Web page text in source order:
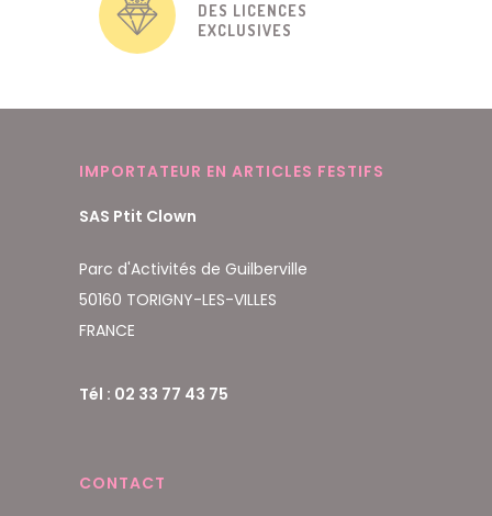
DES LICENCES
EXCLUSIVES
IMPORTATEUR EN ARTICLES FESTIFS
SAS Ptit Clown
Parc d'Activités de Guilberville
50160 TORIGNY-LES-VILLES
FRANCE
Tél : 02 33 77 43 75
CONTACT